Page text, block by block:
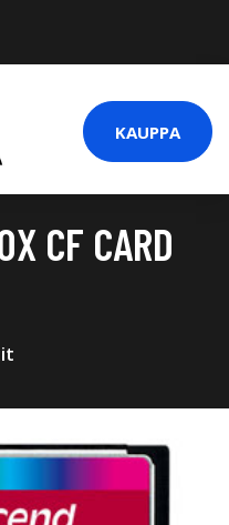
KAUPPA
CF CARD